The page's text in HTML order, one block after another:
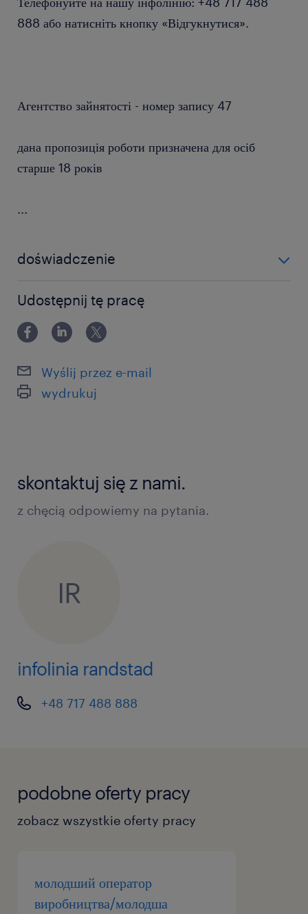
888 або натисніть кнопку «Відгукнутися».
Агентство зайнятості - номер запису 47
дана пропозиція роботи призначена для осіб
старше 18 років
...
doświadczenie
Udostępnij tę pracę
Wyślij przez e-mail
wydrukuj
skontaktuj się z nami.
z chęcią odpowiemy na pytania.
IR
infolinia randstad
+48 717 488 888
podobne oferty pracy
zobacz wszystkie oferty pracy
молодший оператор
виробництва/молодша